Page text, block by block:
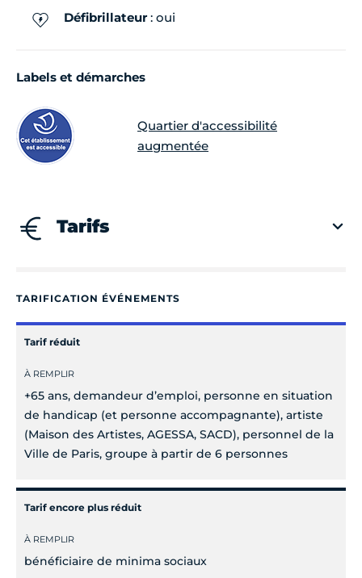
Défibrillateur: oui
Labels et démarches
Quartier d'accessibilité
augmentée
Tarifs
TARIFICATION ÉVÉNEMENTS
Tarif réduit
À REMPLIR
+65 ans, demandeur d’emploi, personne en situation
de handicap (et personne accompagnante), artiste
(Maison des Artistes, AGESSA, SACD), personnel de la
Ville de Paris, groupe à partir de 6 personnes
Tarif encore plus réduit
À REMPLIR
bénéficiaire de minima sociaux